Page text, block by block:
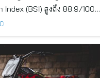
Index (BSI) สูงถึง 88.9/100…